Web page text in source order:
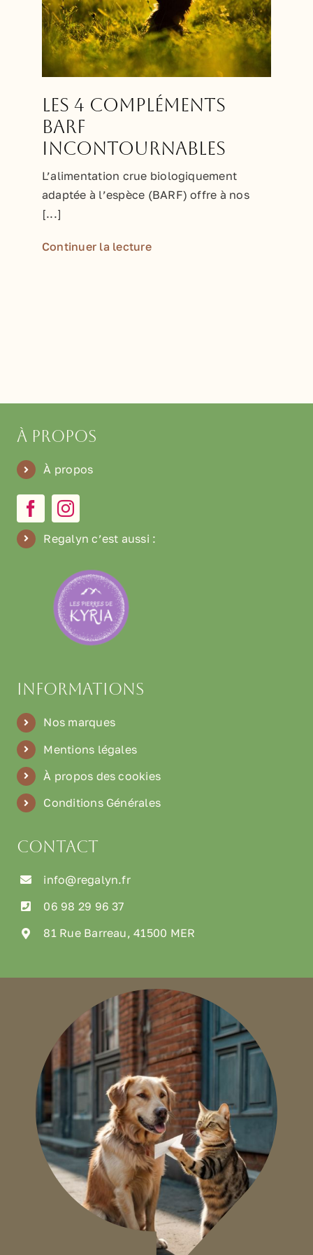
Les 4 compléments
BARF
incontournables
L’alimentation crue biologiquement
adaptée à l’espèce (BARF) offre à nos
[...]
Continuer la lecture
À propos
À propos
Regalyn c’est aussi :
Informations
Nos marques
Mentions légales
À propos des cookies
Conditions Générales
Contact
info@regalyn.fr
06 98 29 96 37
81 Rue Barreau, 41500 MER